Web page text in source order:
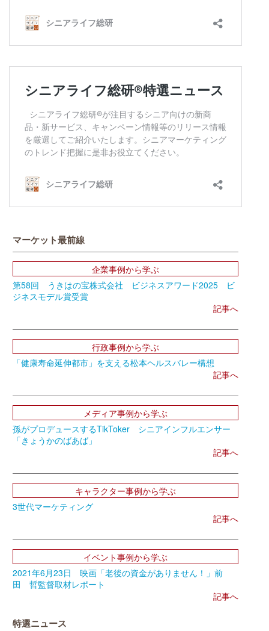
マーケット最前線
企業事例から学ぶ
第58回 うきはの宝株式会社 ビジネスアワード2025 ビ
ジネスモデル賞受賞
記事へ
行政事例から学ぶ
「健康寿命延伸都市」を支える松本ヘルスバレー構想
記事へ
メディア事例から学ぶ
孫がプロデュースするTikToker シニアインフルエンサー
「きょうかのばあば」
記事へ
キャラクター事例から学ぶ
3世代マーケティング
記事へ
イベント事例から学ぶ
2021年6月23日 映画「老後の資金がありません！」前
田 哲監督取材レポート
記事へ
特選ニュース